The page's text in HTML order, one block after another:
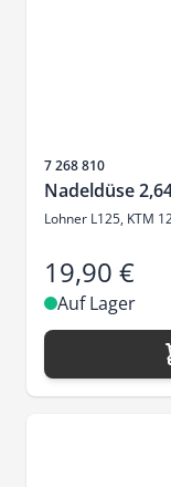
Artikelnr.
7 268 810
Nadeldüse
Lohner L125, KTM
19,90 €
Auf Lager